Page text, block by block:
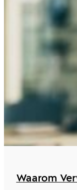
Waarom